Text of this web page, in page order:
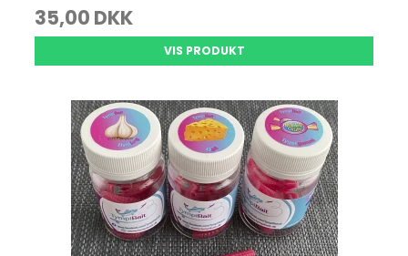
35,00 DKK
VIS PRODUKT